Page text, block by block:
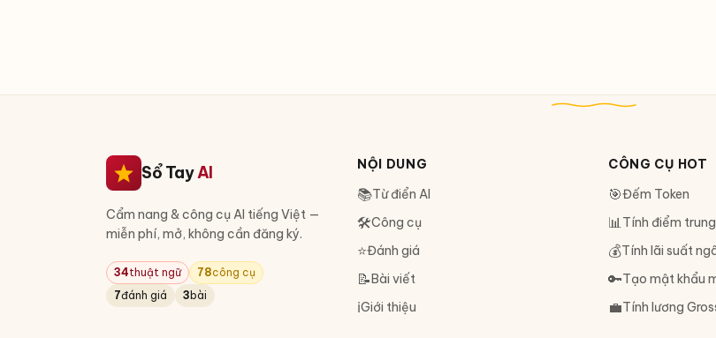
Sổ TayAI
Cẩm nang & công cụ AI tiếng Việt —
miễn phí, mở, không cần đăng ký.
34thuật ngữ 78công cụ
7đánh giá 3 bài
NỘI DUNG
📚Từ điển AI
🛠Công cụ
⭐Đánh giá
📝Bài viết
ℹ️Giới thiệu
CÔNG CỤ HOT
🎯Đếm Token
📊Tính điểm
💰Tính lãi suất
🔑Tạo mật khẩu
💼Tính lương